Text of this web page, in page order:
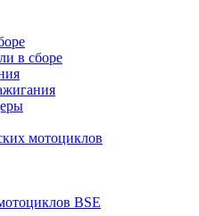
в сборе
мотоциклов
BSE